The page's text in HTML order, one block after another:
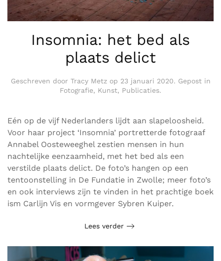
Insomnia: het bed als
plaats delict
Geschreven door Tracy Metzop 23 januari 2020. Gepost in
Fotografie, Kunst, Publicaties.
Eén op de vijf Nederlanders lijdt aan slapeloosheid.
Voor haar project ‘Insomnia’ portretterde fotograaf
Annabel Oosteweeghel zestien mensen in hun
nachtelijke eenzaamheid, met het bed als een
verstilde plaats delict. De foto’s hangen op een
tentoonstelling in De Fundatie in Zwolle; meer foto’s
en ook interviews zijn te vinden in het prachtige boek
ism Carlijn Vis en vormgever Sybren Kuiper.
Lees verder